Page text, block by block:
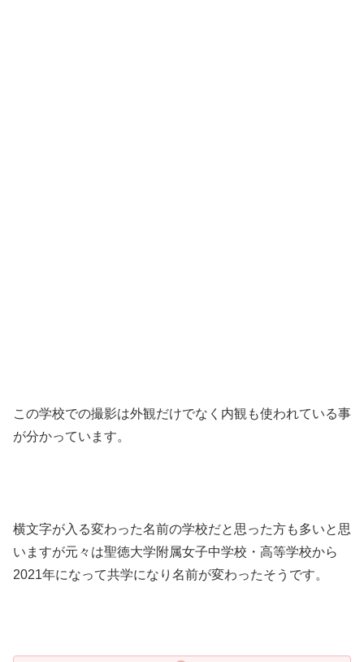
この学校での撮影は外観だけでなく内観も使われている事
が分かっています。
横文字が入る変わった名前の学校だと思った方も多いと思
いますが元々は聖徳大学附属女子中学校・高等学校から
2021年になって共学になり名前が変わったそうです。